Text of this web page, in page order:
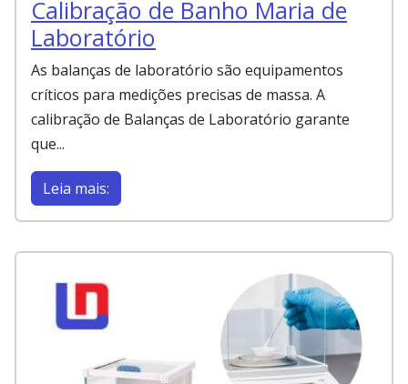
Calibração de Banho Maria de
Laboratório
As balanças de laboratório são equipamentos
críticos para medições precisas de massa. A
calibração de Balanças de Laboratório garante
que...
Leia mais: